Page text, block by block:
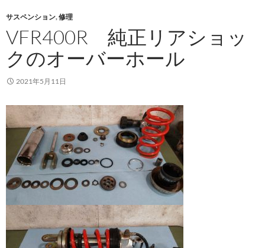
サスペンション,修理
VFR400R 純正リアショッ
クのオーバーホール
2021年5月11日